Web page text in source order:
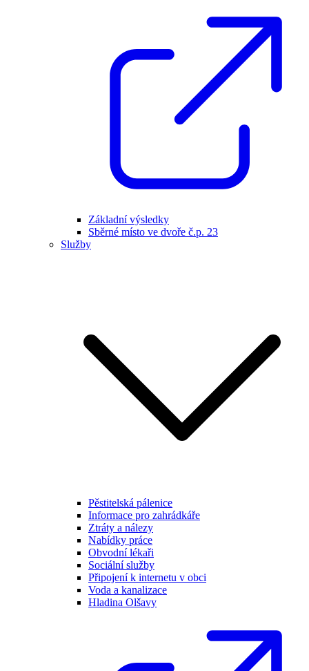
Základní výsledky
Sběrné místo ve dvoře č.p. 23
Služby
Pěstitelská pálenice
Informace pro zahrádkáře
Ztráty a nálezy
Nabídky práce
Obvodní lékaři
Sociální služby
Připojení k internetu v obci
Voda a kanalizace
Hladina Olšavy